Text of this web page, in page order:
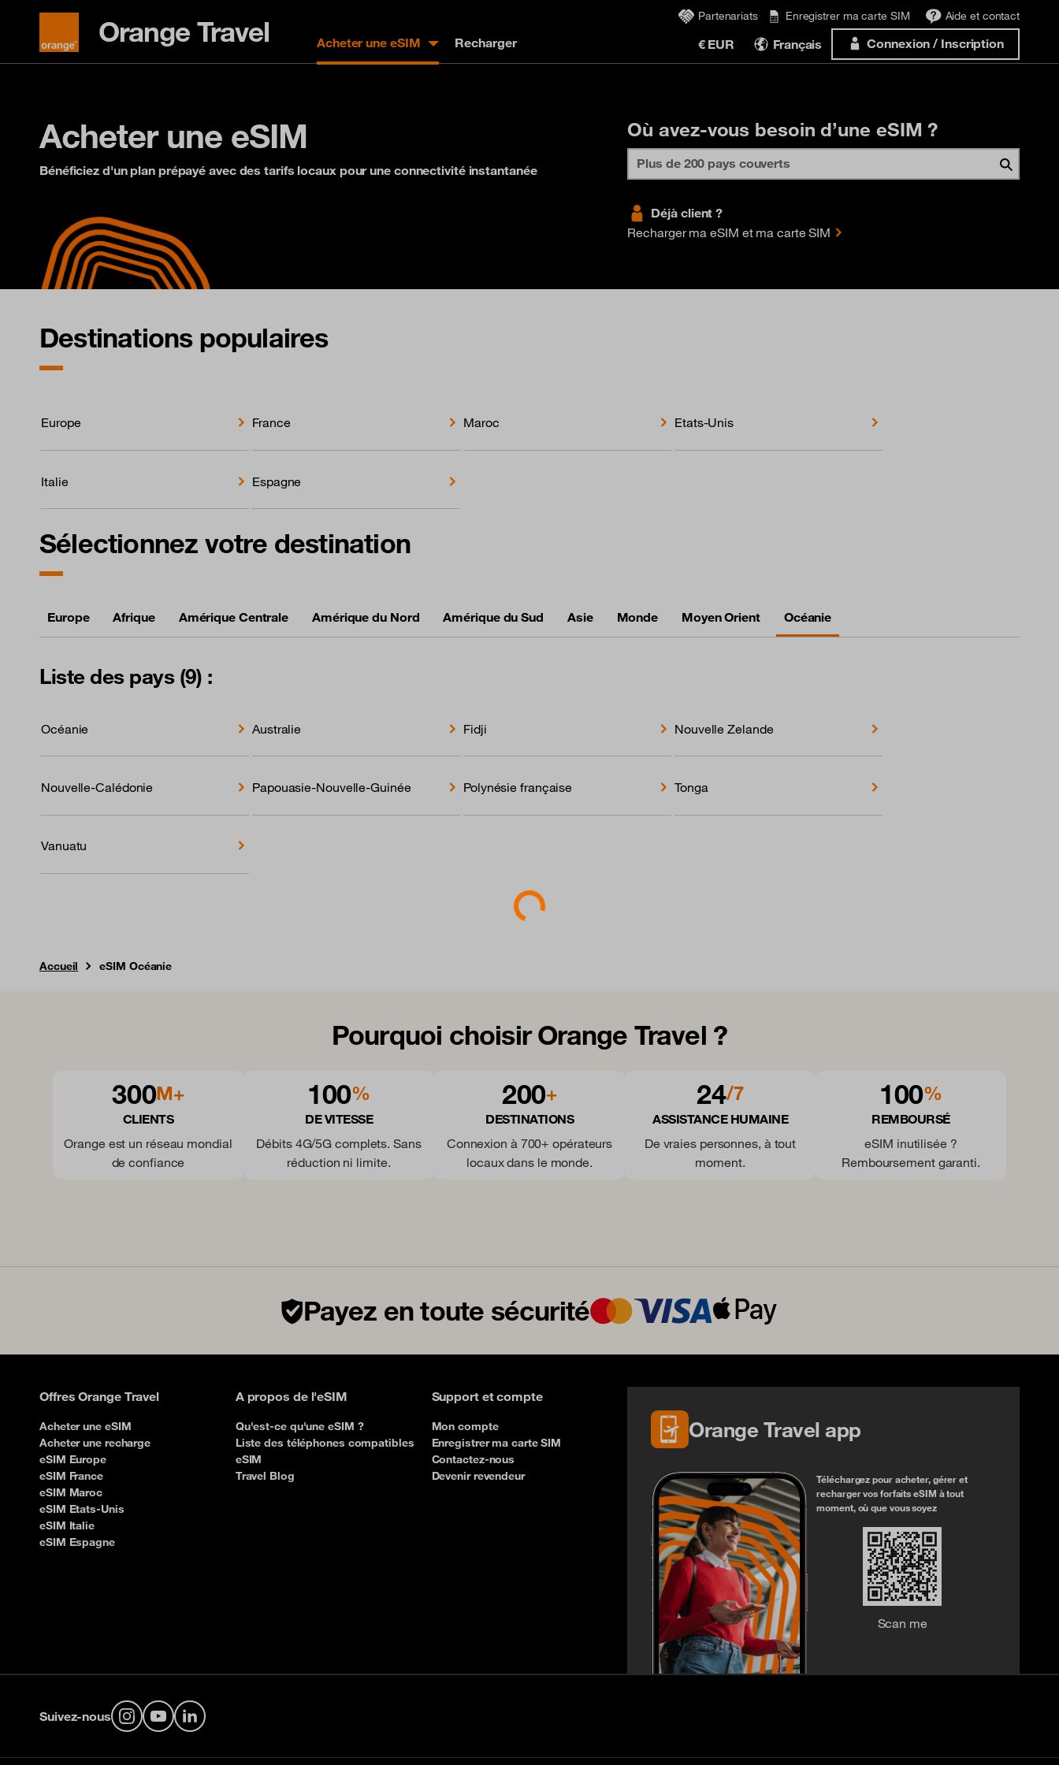
Orange Travel Acheter une eSIM Recharger
Partenariats Enregistrer ma carte SIM Aide et contact
€ EUR Français Connexion / Inscription
Acheter une eSIM
Bénéficiez d'un plan prépayé avec des tarifs locaux pour une connectivité instantanée
Où avez-vous besoin d’une eSIM ?
Déjà client ?
Recharger ma eSIM et ma carte SIM
Destinations populaires
Europe France Maroc Etats-Unis
Italie Espagne
Sélectionnez votre destination
Europe Afrique Amérique Centrale Amérique du Nord Amérique du Sud Asie Monde Moyen Orient Océanie
Liste des pays (9) :
Océanie Australie Fidji Nouvelle Zelande
Nouvelle-Calédonie Papouasie-Nouvelle-Guinée Polynésie française Tonga
Vanuatu
Loading...
Accueil eSIM Océanie
Pourquoi choisir Orange Travel ?
300M+
CLIENTS
Orange est un réseau mondial
de confiance
100%
DE VITESSE
Débits 4G/5G complets. Sans
réduction ni limite.
200+
DESTINATIONS
Connexion à 700+ opérateurs
locaux dans le monde.
24/7
ASSISTANCE HUMAINE
De vraies personnes, à tout
moment.
100%
REMBOURSÉ
eSIM inutilisée ?
Remboursement garanti.
Payez en toute sécurité
Offres Orange Travel
Acheter une eSIM
Acheter une recharge
eSIM Europe
eSIM France
eSIM Maroc
eSIM Etats-Unis
eSIM Italie
eSIM Espagne
A propos de l'eSIM
Qu'est-ce qu'une eSIM ?
Liste des téléphones compatibles
eSIM
Travel Blog
Support et compte
Mon compte
Enregistrer ma carte SIM
Contactez-nous
Devenir revendeur
Orange Travel app
Téléchargez pour acheter, gérer et
recharger vos forfaits eSIM à tout
moment, où que vous soyez
Scan me
Suivez-nous
Instagram
YouTubeLinkedIn